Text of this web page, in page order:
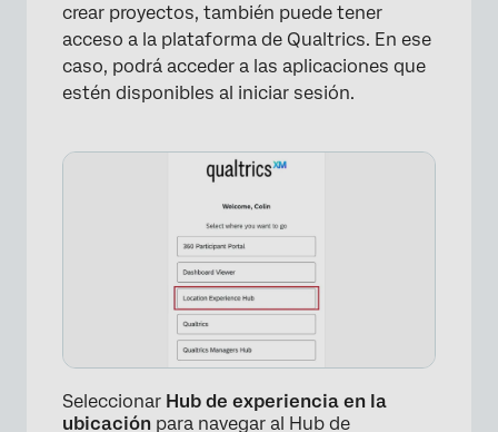
crear proyectos, también puede tener
acceso a la plataforma de Qualtrics. En ese
caso, podrá acceder a las aplicaciones que
estén disponibles al iniciar sesión.
Seleccionar Hub de experiencia en la
ubicación para navegar al Hub de